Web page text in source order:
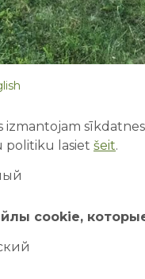
izmantojam
politiku lasiet šeit.
cookie,